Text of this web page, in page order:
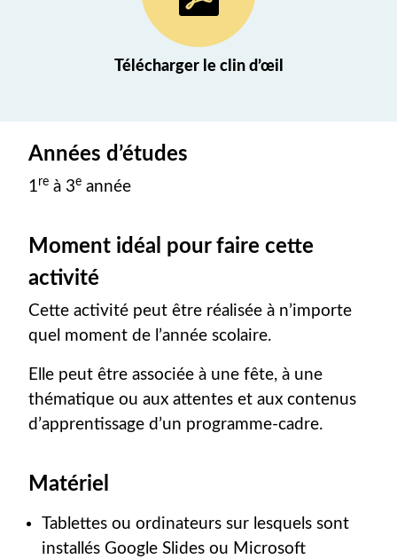
Télécharger le clin d’œil
Années d’études
1re à 3e année
Moment idéal pour faire cette
activité
Cette activité peut être réalisée à n’importe
quel moment de l’année scolaire.
Elle peut être associée à une fête, à une
thématique ou aux attentes et aux contenus
d’apprentissage d’un programme-cadre.
Matériel
Tablettes ou ordinateurs sur lesquels sont
installés Google Slides ou Microsoft